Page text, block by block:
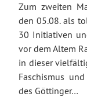
Zum zweiten
den 05.08. als
30 Initiativen
vor dem Altem
in dieser
Faschismus
des Göttinger…